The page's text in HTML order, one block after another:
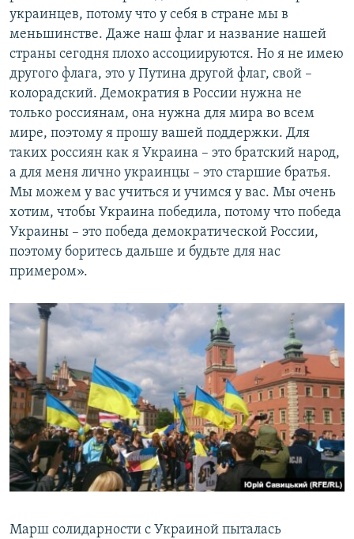
украинцев, потому что у себя в стране мы в
меньшинстве. Даже наш флаг и название нашей
страны сегодня плохо ассоциируются. Но я не имею
другого флага, это у Путина другой флаг, свой –
колорадский. Демократия в России нужна не
только россиянам, она нужна для мира во всем
мире, поэтому я прошу вашей поддержки. Для
таких россиян как я Украина – это братский народ,
а для меня лично украинцы – это старшие братья.
Мы можем у вас учиться и учимся у вас. Мы очень
хотим, чтобы Украина победила, потому что победа
Украины – это победа демократической России,
поэтому боритесь дальше и будьте для нас
примером».
Марш солидарности с Украиной пыталась